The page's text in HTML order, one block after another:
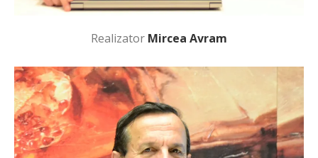
Realizator Mircea Avram